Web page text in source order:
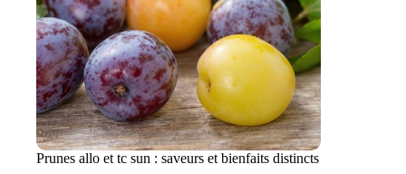
Prunes allo et tc sun : saveurs et bienfaits distincts